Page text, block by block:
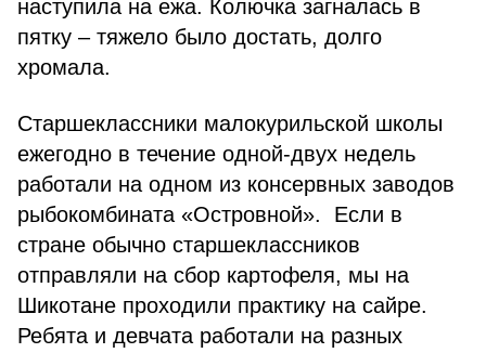
наступила на ежа. Колючка загналась в
пятку – тяжело было достать, долго
хромала.
Старшеклассники малокурильской школы
ежегодно в течение одной-двух недель
работали на одном из консервных заводов
рыбокомбината «Островной». Если в
стране обычно старшеклассников
отправляли на сбор картофеля, мы на
Шикотане проходили практику на сайре.
Ребята и девчата работали на разных